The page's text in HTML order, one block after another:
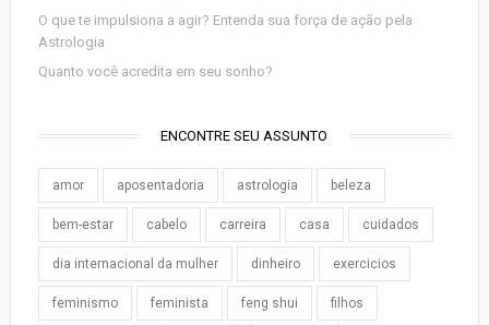
O que te impulsiona a agir? Entenda sua força de ação pela
Astrologia
Quanto você acredita em seu sonho?
ENCONTRE SEU ASSUNTO
amor aposentadoria astrologia beleza
bem-estar cabelo carreira casa cuidados
dia internacional da mulher dinheiro exercicios
feminismo feminista feng shui filhos